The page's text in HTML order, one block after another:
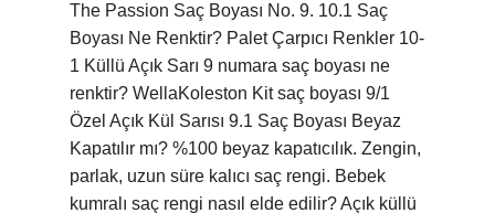
The Passion Saç Boyası No. 9. 10.1 Saç
Boyası Ne Renktir? Palet Çarpıcı Renkler 10-
1 Küllü Açık Sarı 9 numara saç boyası ne
renktir? WellaKoleston Kit saç boyası 9/1
Özel Açık Kül Sarısı 9.1 Saç Boyası Beyaz
Kapatılır mı? %100 beyaz kapatıcılık. Zengin,
parlak, uzun süre kalıcı saç rengi. Bebek
kumralı saç rengi nasıl elde edilir? Açık küllü